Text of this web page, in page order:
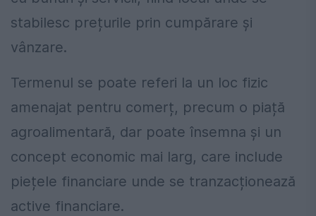
stabilesc prețurile prin cumpărare și
vânzare.
Termenul se poate referi la un loc fizic
amenajat pentru comerț, precum o piață
agroalimentară, dar poate însemna și un
concept economic mai larg, care include
piețele financiare unde se tranzacționează
active financiare.